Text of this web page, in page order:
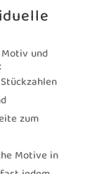
und
zum
Motive in